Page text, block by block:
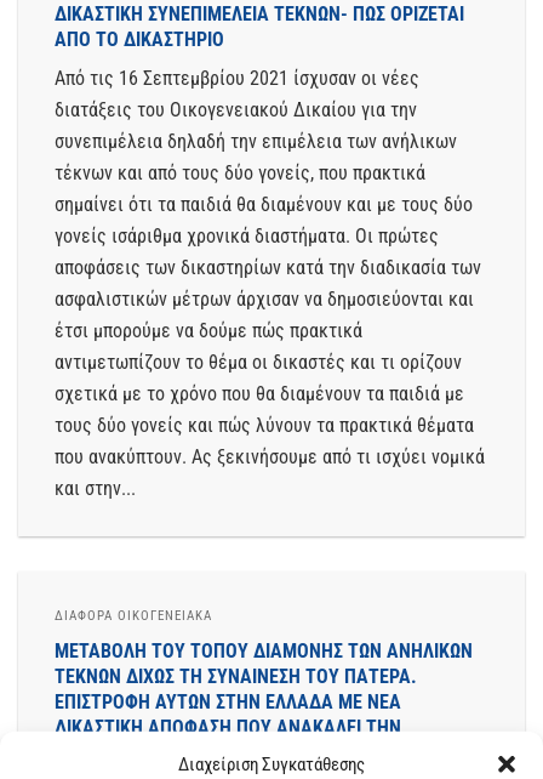
Διαχείριση Συγκατάθεσης
ΔΙΚΑΣΤΙΚΗ ΣΥΝΕΠΙΜΕΛΕΙΑ ΤΕΚΝΩΝ- ΠΩΣ ΟΡΙΖΕΤΑΙ
ΑΠΟ ΤΟ ΔΙΚΑΣΤΗΡΙΟ
Από τις 16 Σεπτεμβρίου 2021 ίσχυσαν οι νέες
διατάξεις του Οικογενειακού Δικαίου για την
συνεπιμέλεια δηλαδή την επιμέλεια των ανήλικων
τέκνων και από τους δύο γονείς, που πρακτικά
σημαίνει ότι τα παιδιά θα διαμένουν και με τους δύο
γονείς ισάριθμα χρονικά διαστήματα. Οι πρώτες
αποφάσεις των δικαστηρίων κατά την διαδικασία των
ασφαλιστικών μέτρων άρχισαν να δημοσιεύονται και
έτσι μπορούμε να δούμε πώς πρακτικά
αντιμετωπίζουν το θέμα οι δικαστές και τι ορίζουν
σχετικά με το χρόνο που θα διαμένουν τα παιδιά με
τους δύο γονείς και πώς λύνουν τα πρακτικά θέματα
που ανακύπτουν. Ας ξεκινήσουμε από τι ισχύει νομικά
και στην...
ΔΙΆΦΟΡΑ ΟΙΚΟΓΕΝΕΙΑΚΆ
ΜΕΤΑΒΟΛΉ ΤΟΥ ΤΌΠΟΥ ΔΙΑΜΟΝΉΣ ΤΩΝ ΑΝΉΛΙΚΩΝ
ΤΈΚΝΩΝ ΔΊΧΩΣ ΤΗ ΣΥΝΑΊΝΕΣΗ ΤΟΥ ΠΑΤΈΡΑ.
ΕΠΙΣΤΡΟΦΉ ΑΥΤΏΝ ΣΤΗΝ ΕΛΛΆΔΑ ΜΕ ΝΈΑ
ΔΙΚΑΣΤΙΚΉ ΑΠΌΦΑΣΗ ΠΟΥ ΑΝΑΚΑΛΕΊ ΤΗΝ